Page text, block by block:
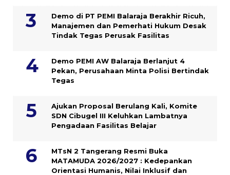
Demo di PT PEMI Balaraja Berakhir Ricuh,
Manajemen dan Pemerhati Hukum Desak
Tindak Tegas Perusak Fasilitas
Demo PEMI AW Balaraja Berlanjut 4
Pekan, Perusahaan Minta Polisi Bertindak
Tegas
Ajukan Proposal Berulang Kali, Komite
SDN Cibugel III Keluhkan Lambatnya
Pengadaan Fasilitas Belajar
MTsN 2 Tangerang Resmi Buka
MATAMUDA 2026/2027 : Kedepankan
Orientasi Humanis, Nilai Inklusif dan